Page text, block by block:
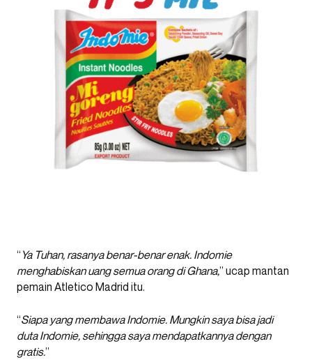
“ Ya Tuhan, rasanya benar-benar enak. Indomie
menghabiskan uang semua orang di Ghana,” ucap mantan
pemain Atletico Madrid itu.
“Siapa yang membawa Indomie. Mungkin saya bisa jadi
duta Indomie, sehingga saya mendapatkannya dengan
gratis.”